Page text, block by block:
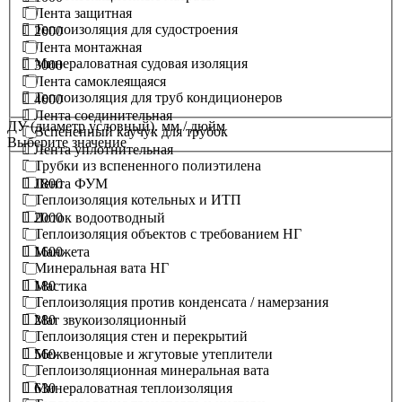
Теплоизоляция для судостроения
Минераловатная судовая изоляция
Теплоизоляция для труб кондиционеров
Вспененный каучук для трубок
Трубки из вспененного полиэтилена
Теплоизоляция котельных и ИТП
Теплоизоляция объектов с требованием НГ
Минеральная вата НГ
Теплоизоляция против конденсата / намерзания
Теплоизоляция стен и перекрытий
Теплоизоляционная минеральная вата
Лента защитная
Лента монтажная
Лента самоклеящаяся
Лента соединительная
Лента уплотнительная
Лента ФУМ
Лоток водоотводный
Манжета
Мастика
Мат звукоизоляционный
Межвенцовые и жгутовые утеплители
Минераловатная теплоизоляция
2000
3000
4000
ДУ (диаметр условный). мм / дюйм
Выберите значение
1800
2000
1600
180
280
560
630